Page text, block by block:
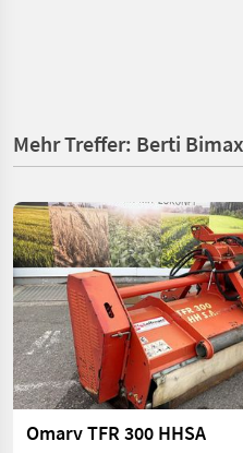
Mehr Treffer: Berti
Omarv TFR 300 HHSA